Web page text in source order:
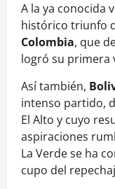
A la ya conocida
histórico triunfo
Colombia, que
logró su primera
Así también,
intenso partido,
El Alto y cuyo
aspiraciones
La Verde se ha
cupo del